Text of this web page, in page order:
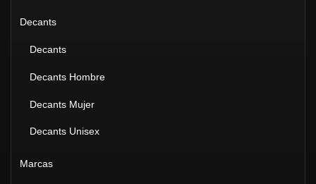
Decants
Decants
Decants Hombre
Decants Mujer
Decants Unisex
Marcas